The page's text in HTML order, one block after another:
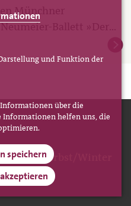
Münchner
Ballett »Der...
Herbst/Winter
und Funktion der
über die
Informationen helfen uns, die
speichern